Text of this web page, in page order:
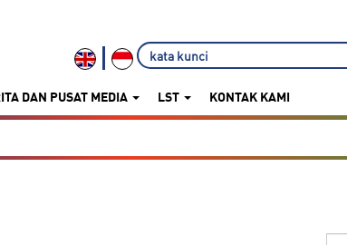
DAN PUSAT MEDIA LST KONTAK KAMI